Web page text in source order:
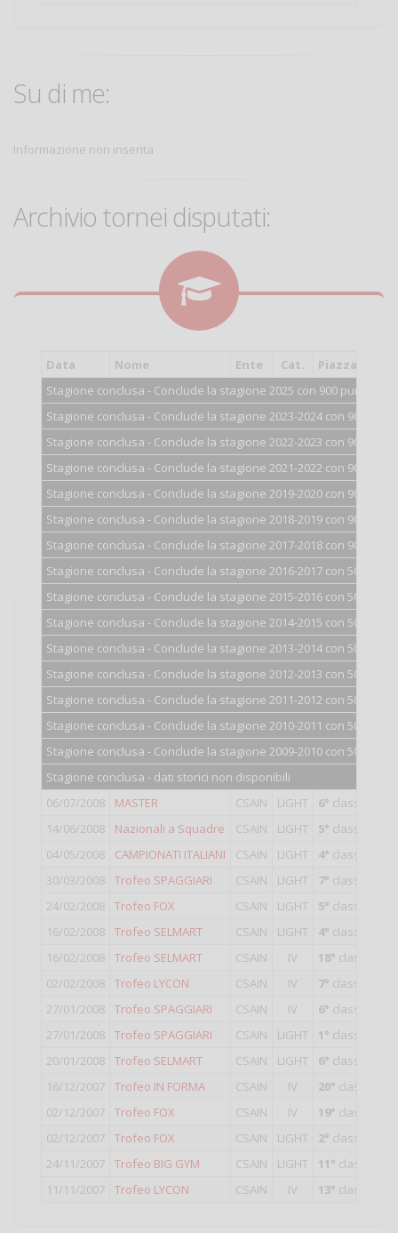
Su di me:
Informazione non inserita
Archivio tornei disputati:
Data Nome Ente Cat.
Piazzamento
Stagione conclusa - Conclude la stagione 2025 con 900 punti.
Stagione conclusa - Conclude la stagione 2023-2024 con 900 punti.
Stagione conclusa - Conclude la stagione 2022-2023 con 900 punti.
Stagione conclusa - Conclude la stagione 2021-2022 con 900 punti.
Stagione conclusa - Conclude la stagione 2019-2020 con 900 punti.
Stagione conclusa - Conclude la stagione 2018-2019 con 900 punti.
Stagione conclusa - Conclude la stagione 2017-2018 con 900 punti.
Stagione conclusa - Conclude la stagione 2016-2017 con 500 punti.
Stagione conclusa - Conclude la stagione 2015-2016 con 500 punti.
Stagione conclusa - Conclude la stagione 2014-2015 con 500 punti.
Stagione conclusa - Conclude la stagione 2013-2014 con 500 punti.
Stagione conclusa - Conclude la stagione 2012-2013 con 500 punti.
Stagione conclusa - Conclude la stagione 2011-2012 con 500 punti.
Stagione conclusa - Conclude la stagione 2010-2011 con 500 punti.
Stagione conclusa - Conclude la stagione 2009-2010 con 500 punti.
Stagione conclusa - dati storici non disponibili
06/07/2008
MASTER CSAIN LIGHT 6° classificato
14/06/2008
Nazionali a Squadre CSAIN LIGHT 5° classificato
04/05/2008
CAMPIONATI ITALIANI CSAIN LIGHT 4° classificato
30/03/2008
Trofeo SPAGGIARI CSAIN LIGHT 7° classificato
24/02/2008
Trofeo FOX CSAIN LIGHT 5° classificato
16/02/2008
Trofeo SELMART CSAIN LIGHT 4° classificato
16/02/2008
Trofeo SELMART CSAIN IV 18°
02/02/2008
Trofeo LYCON CSAIN IV 7° classificato
27/01/2008
Trofeo SPAGGIARI CSAIN IV 6° classificato
27/01/2008
Trofeo SPAGGIARI CSAIN LIGHT 1° classificato
20/01/2008
Trofeo SELMART CSAIN LIGHT 6° classificato
16/12/2007
Trofeo IN FORMA CSAIN IV 20°
02/12/2007
Trofeo FOX CSAIN IV 19°
02/12/2007
Trofeo FOX CSAIN LIGHT 2° classificato
24/11/2007
Trofeo BIG GYM CSAIN LIGHT 11°
11/11/2007
Trofeo LYCON CSAIN IV 13°